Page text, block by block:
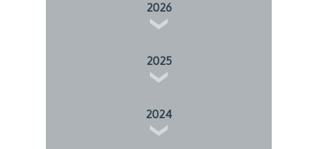
2026
2025
2024